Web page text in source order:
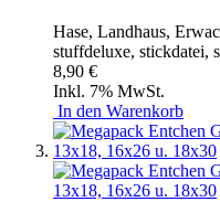
Hase, Landhaus,
stuffdeluxe, stickdatei,
8,90 €
Inkl. 7% MwSt.
In den Warenkorb